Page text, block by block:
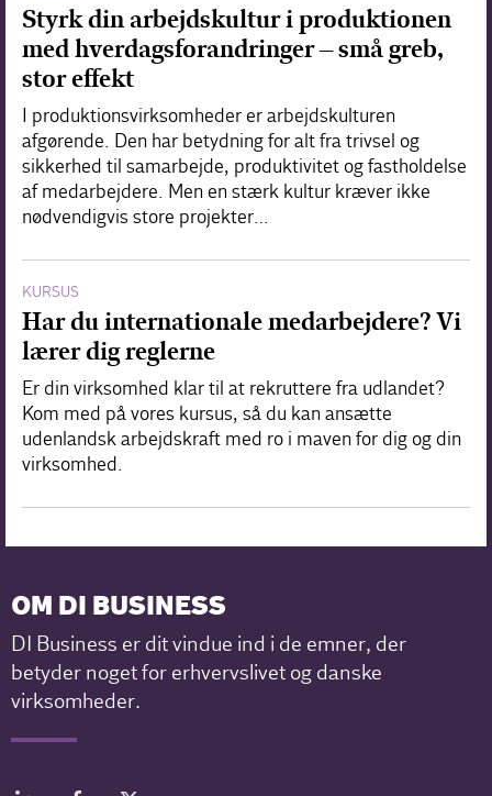
Styrk din arbejdskultur i produktionen
med hverdagsforandringer – små greb,
stor effekt
I produktionsvirksomheder er arbejdskulturen
afgørende. Den har betydning for alt fra trivsel og
sikkerhed til samarbejde, produktivitet og fastholdelse
af medarbejdere. Men en stærk kultur kræver ikke
nødvendigvis store projekter…
KURSUS
Har du internationale medarbejdere? Vi
lærer dig reglerne
Er din virksomhed klar til at rekruttere fra udlandet?
Kom med på vores kursus, så du kan ansætte
udenlandsk arbejdskraft med ro i maven for dig og din
virksomhed.
OM DI BUSINESS
DI Business er dit vindue ind i de emner, der
betyder noget for erhvervslivet og danske
virksomheder.